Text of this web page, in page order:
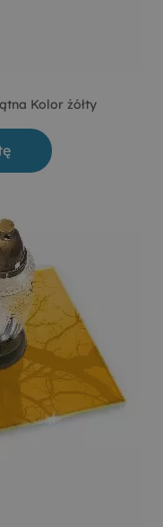
Kolor żółty